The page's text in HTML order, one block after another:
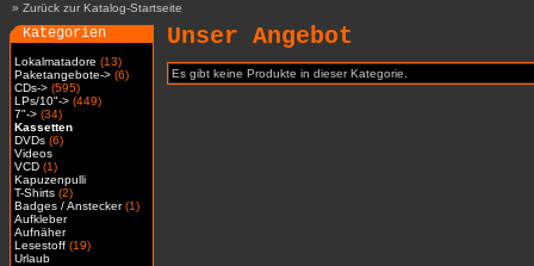
» Zurück zur Katalog-Startseite
Kategorien
Lokalmatadore (13)
Paketangebote-> (6)
CDs-> (595)
LPs/10"-> (449)
7"-> (34)
Kassetten
DVDs (6)
Videos
VCD (1)
Kapuzenpulli
T-Shirts (2)
Badges / Anstecker(1)
Aufkleber
Aufnäher
Lesestoff (19)
Urlaub
Unser Angebot
Es gibt keine Produkte in dieser Kategorie.